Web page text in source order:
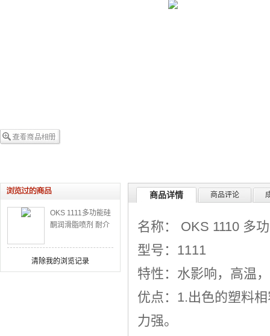
OKS 1111多功能硅
酮润滑脂喷剂 耐介
清除我的浏览记录
商品详情 商品评论
名称： OKS 1110 多
型号：1111
特性：水影响，高温
优点：1.出色的塑料
力强。